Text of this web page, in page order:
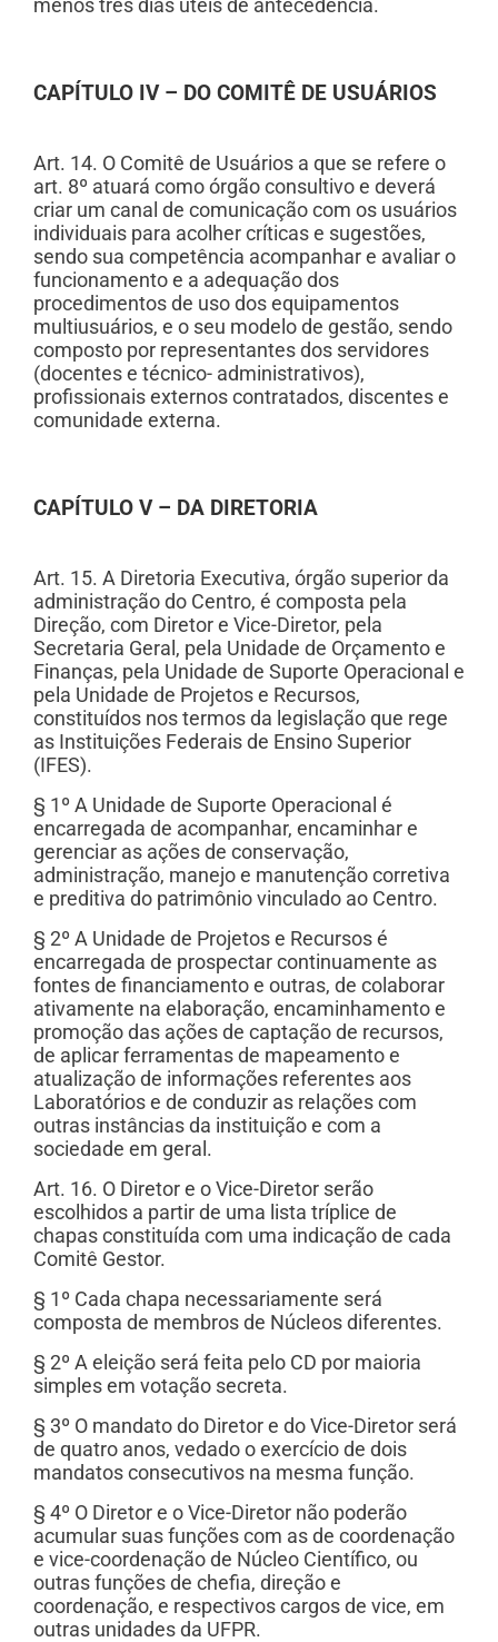
menos três dias úteis de antecedência.
CAPÍTULO IV – DO COMITÊ DE USUÁRIOS
Art. 14. O Comitê de Usuários a que se refere o
art. 8º atuará como órgão consultivo e deverá
criar um canal de comunicação com os usuários
individuais para acolher críticas e sugestões,
sendo sua competência acompanhar e avaliar o
funcionamento e a adequação dos
procedimentos de uso dos equipamentos
multiusuários, e o seu modelo de gestão, sendo
composto por representantes dos servidores
(docentes e técnico- administrativos),
profissionais externos contratados, discentes e
comunidade externa.
CAPÍTULO V – DA DIRETORIA
Art. 15. A Diretoria Executiva, órgão superior da
administração do Centro, é composta pela
Direção, com Diretor e Vice-Diretor, pela
Secretaria Geral, pela Unidade de Orçamento e
Finanças, pela Unidade de Suporte Operacional e
pela Unidade de Projetos e Recursos,
constituídos nos termos da legislação que rege
as Instituições Federais de Ensino Superior
(IFES).
§ 1º A Unidade de Suporte Operacional é
encarregada de acompanhar, encaminhar e
gerenciar as ações de conservação,
administração, manejo e manutenção corretiva
e preditiva do patrimônio vinculado ao Centro.
§ 2º A Unidade de Projetos e Recursos é
encarregada de prospectar continuamente as
fontes de financiamento e outras, de colaborar
ativamente na elaboração, encaminhamento e
promoção das ações de captação de recursos,
de aplicar ferramentas de mapeamento e
atualização de informações referentes aos
Laboratórios e de conduzir as relações com
outras instâncias da instituição e com a
sociedade em geral.
Art. 16. O Diretor e o Vice-Diretor serão
escolhidos a partir de uma lista tríplice de
chapas constituída com uma indicação de cada
Comitê Gestor.
§ 1º Cada chapa necessariamente será
composta de membros de Núcleos diferentes.
§ 2º A eleição será feita pelo CD por maioria
simples em votação secreta.
§ 3º O mandato do Diretor e do Vice-Diretor será
de quatro anos, vedado o exercício de dois
mandatos consecutivos na mesma função.
§ 4º O Diretor e o Vice-Diretor não poderão
acumular suas funções com as de coordenação
e vice-coordenação de Núcleo Científico, ou
outras funções de chefia, direção e
coordenação, e respectivos cargos de vice, em
outras unidades da UFPR.